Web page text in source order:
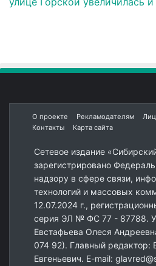
О проекте Рекламодателям
Контакты
Карта сайта
Сетевое издание
зарегистрировано
надзору в сфере связи,
технологий и массовых
12.07.2024 г.,
серия ЭЛ № ФС 77 - 87788.
Евстафьева Олеся
074 92). Главный редактор:
Евгеньевич. E-mail: